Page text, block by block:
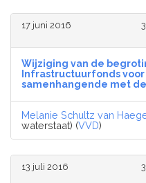
17 juni 2016
Wijziging van de
Infrastructuurfonds
samenhangende met
Melanie Schultz van
waterstaat) (VVD)
13 juli 2016